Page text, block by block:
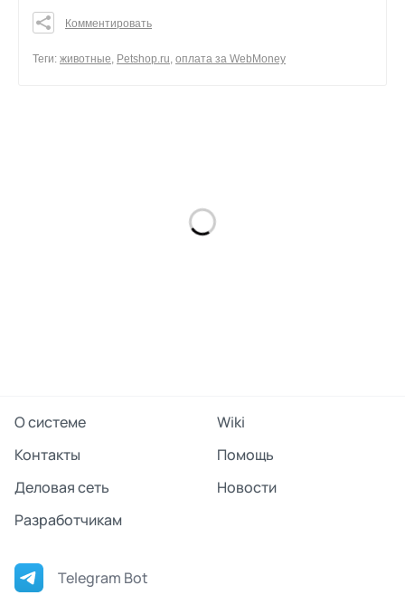
0
Комментировать
Теги: животные, Petshop.ru, оплата за WebMoney
О системе
Wiki
Контакты
Помощь
Деловая сеть
Новости
Разработчикам
Telegram Bot